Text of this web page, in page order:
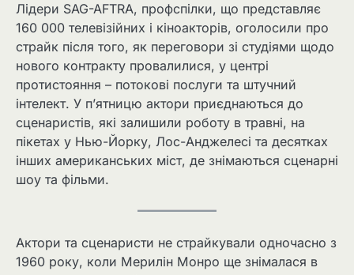
Лідери SAG-AFTRA, профспілки, що представляє
160 000 телевізійних і кіноакторів, оголосили про
страйк після того, як переговори зі студіями щодо
нового контракту провалилися, у центрі
протистояння – потокові послуги та штучний
інтелект. У п’ятницю актори приєднаються до
сценаристів, які залишили роботу в травні, на
пікетах у Нью-Йорку, Лос-Анджелесі та десятках
інших американських міст, де знімаються сценарні
шоу та фільми.
Актори та сценаристи не страйкували одночасно з
1960 року, коли Мерилін Монро ще знімалася в